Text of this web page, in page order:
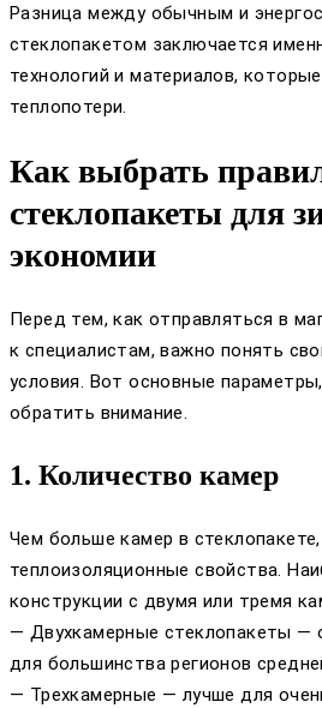
Разница между обычным и
стеклопакетом заключается
технологий и материалов,
теплопотери.
Как выбрать
стеклопакеты для
экономии
Перед тем, как отправляться в
к специалистам, важно понять
условия. Вот основные
обратить внимание.
1. Количество камер
Чем больше камер в
теплоизоляционные свойства.
конструкции с двумя или тремя
— Двухкамерные стеклопакеты —
для большинства регионов
— Трехкамерные — лучше для